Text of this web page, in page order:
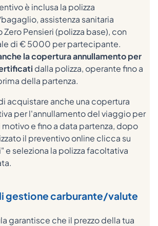
è inclusa la polizza
assistenza sanitaria
Zero Pensieri (polizza base), con
di € 5000 per partecipante.
la copertura annullamento per
dalla polizza, operante fino a
della partenza.
acquistare anche una copertura
per l'annullamento del viaggio per
motivo e fino a data partenza, dopo
il preventivo online clicca su
e seleziona la polizza facoltativa
gestione carburante/valute
garantisce che il prezzo della tua